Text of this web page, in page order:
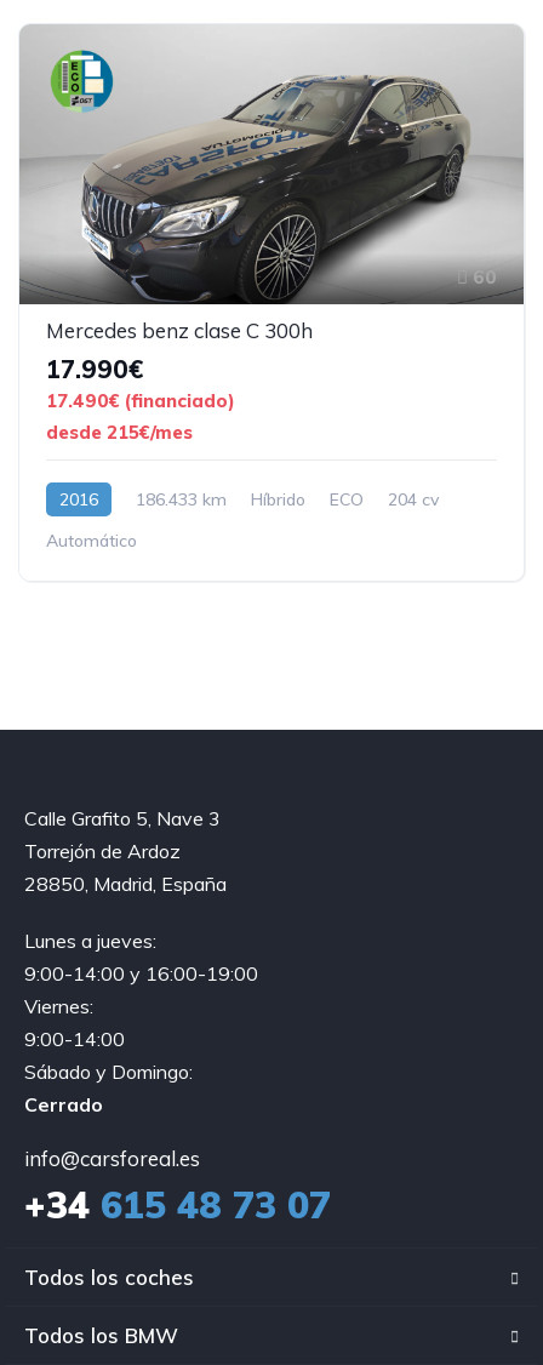
60
Mercedes benz clase C 300h
17.990€
17.490€ (financiado)
desde 215€/mes
2016 186.433 km Híbrido ECO
204 cv
Automático
Calle Grafito 5, Nave 3
Torrejón de Ardoz
28850, Madrid, España
Lunes a jueves:
9:00-14:00 y 16:00-19:00
Viernes:
9:00-14:00
Sábado y Domingo:
Cerrado
info@carsforeal.es
+34 615 48 73 07
Todos los coches
Todos los BMW